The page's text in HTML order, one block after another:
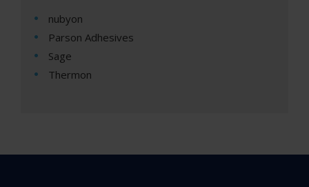
nubyon
Parson Adhesives
Sage
Thermon